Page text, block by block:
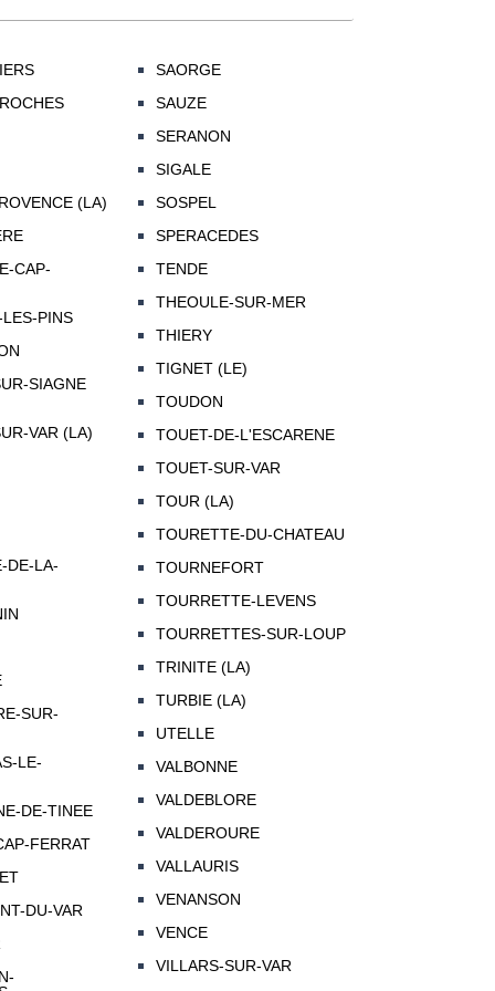
(LA)
CAP-
PINS
SIAGNE
VAR (LA)
DE-LA-
SUR-
LE-
DE-TINEE
FERRAT
DU-VAR
SAORGE
SAUZE
SERANON
SIGALE
SOSPEL
SPERACEDES
TENDE
THEOULE-SUR-MER
THIERY
TIGNET (LE)
TOUDON
TOUET-DE-L'ESCARENE
TOUET-SUR-VAR
TOUR (LA)
TOURETTE-DU-CHATEAU
TOURNEFORT
TOURRETTE-LEVENS
TOURRETTES-SUR-LOUP
TRINITE (LA)
TURBIE (LA)
UTELLE
VALBONNE
VALDEBLORE
VALDEROURE
VALLAURIS
VENANSON
VENCE
VILLARS-SUR-VAR